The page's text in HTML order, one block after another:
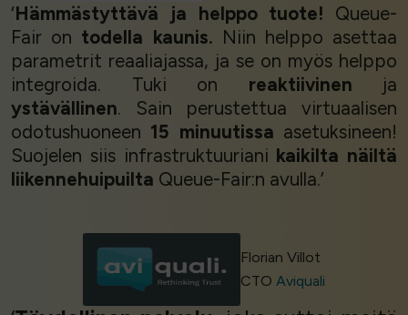
‘Hämmästyttävä ja helppo tuote! Queue-
Fair on todella kaunis. Niin helppo asettaa
parametrit reaaliajassa, ja se on myös helppo
integroida. Tuki on reaktiivinen ja
ystävällinen. Sain perustettua virtuaalisen
odotushuoneen 15 minuutissa asetuksineen!
Suojelen siis infrastruktuuriani kaikilta näiltä
liikennehuipuilta Queue-Fair:n avulla.’
Florian Villot
CTOAviquali